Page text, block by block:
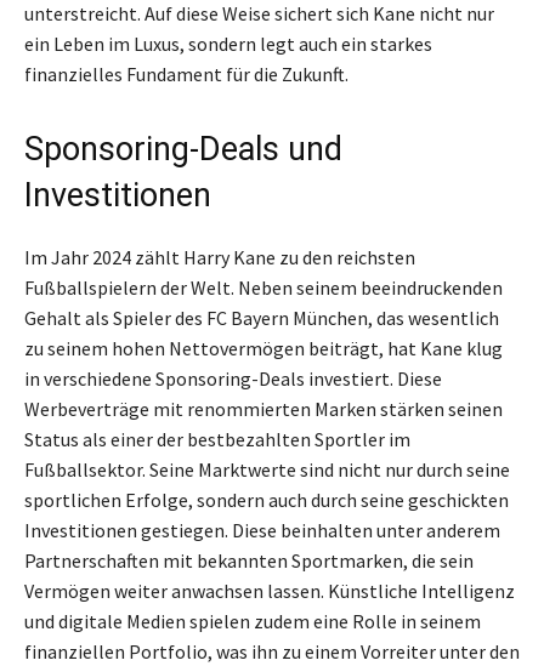
unterstreicht. Auf diese Weise sichert sich Kane nicht nur
ein Leben im Luxus, sondern legt auch ein starkes
finanzielles Fundament für die Zukunft.
Sponsoring-Deals und
Investitionen
Im Jahr 2024 zählt Harry Kane zu den reichsten
Fußballspielern der Welt. Neben seinem beeindruckenden
Gehalt als Spieler des FC Bayern München, das wesentlich
zu seinem hohen Nettovermögen beiträgt, hat Kane klug
in verschiedene Sponsoring-Deals investiert. Diese
Werbeverträge mit renommierten Marken stärken seinen
Status als einer der bestbezahlten Sportler im
Fußballsektor. Seine Marktwerte sind nicht nur durch seine
sportlichen Erfolge, sondern auch durch seine geschickten
Investitionen gestiegen. Diese beinhalten unter anderem
Partnerschaften mit bekannten Sportmarken, die sein
Vermögen weiter anwachsen lassen. Künstliche Intelligenz
und digitale Medien spielen zudem eine Rolle in seinem
finanziellen Portfolio, was ihn zu einem Vorreiter unter den